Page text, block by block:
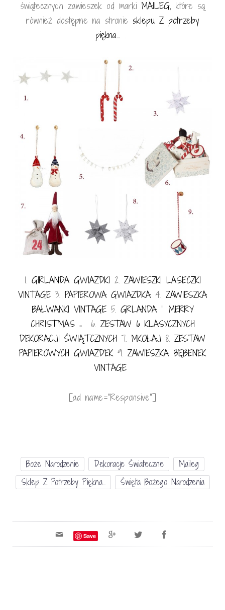
świątecznych zawieszek od marki MAILEG, które są
również dostępne na stronie sklepu Z potrzeby
piękna… .
1. GIRLANDA GWIAZDKI 2. ZAWIESZKI LASECZKI
VINTAGE 3. PAPIEROWA GWIAZDKA 4. ZAWIESZKA
BAŁWANKI VINTAGE5. GRLANDA ” MERRY
CHRISTMAS „
6. ZESTAW 6 KLASYCZNYCH
DEKORACJI ŚWIĄTCZNYCH 7. MKOŁAJ 8. ZESTAW
PAPIEROWYCH GWIAZDEK9. ZAWIESZKA BĘBENEK
VINTAGE
[ad name=”Responsive”]
Boże Narodzenie Dekoracje Świateczne
Maileg
Sklep Z Potrzeby Piękna...
Święta Bożego Narodzenia
Save